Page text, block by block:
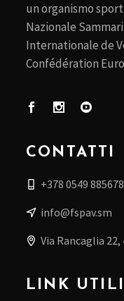
un organismo
Nazionale
Internationale de
Confédération
CONTATTI
+378 0549 885678
info@fspav.sm
Via Rancaglia
LINK UTILI